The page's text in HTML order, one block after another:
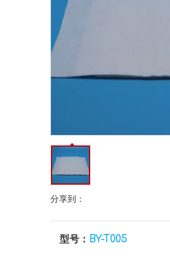
分享到：
型号： BY-T005